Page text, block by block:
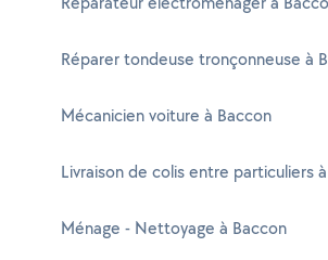
Réparer tondeuse tronçonneuse à
Mécanicien voiture à Baccon
Livraison de colis entre particuliers
Ménage - Nettoyage à Baccon